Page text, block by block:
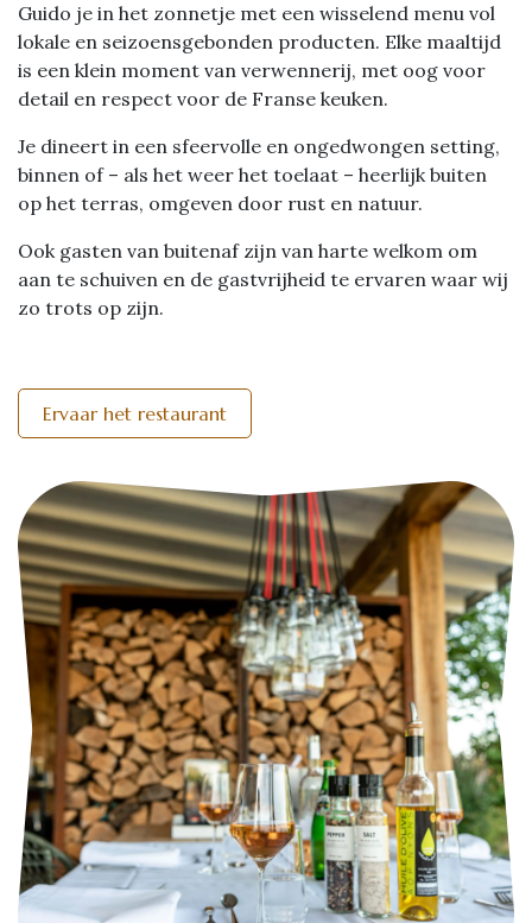
Guido je in het zonnetje met een wisselend menu vol
lokale en seizoensgebonden producten. Elke maaltijd
is een klein moment van verwennerij, met oog voor
detail en respect voor de Franse keuken.
Je dineert in een sfeervolle en ongedwongen setting,
binnen of – als het weer het toelaat – heerlijk buiten
op het terras, omgeven door rust en natuur.
Ook gasten van buitenaf zijn van harte welkom om
aan te schuiven en de gastvrijheid te ervaren waar wij
zo trots op zijn.
Ervaar het restaurant